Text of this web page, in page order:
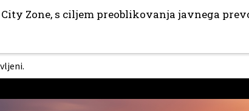
City Zone, s ciljem preoblikovanja javnega